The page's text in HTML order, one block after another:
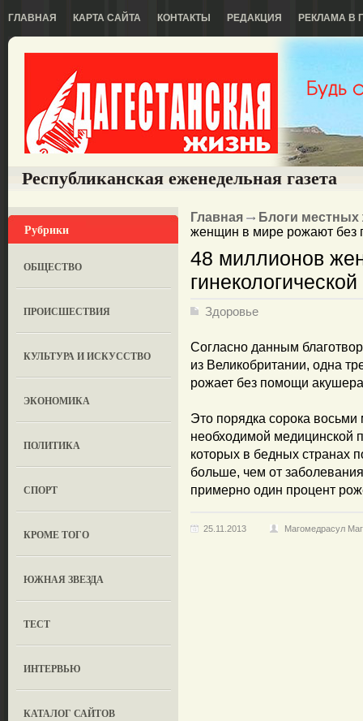
ГЛАВНАЯ КАРТА САЙТА КОНТАКТЫ РЕДАКЦИЯ РЕКЛАМА В
Республиканская еженедельная газета
Рубрики
ОБЩЕСТВО
ПРОИСШЕСТВИЯ
КУЛЬТУРА И ИСКУССТВО
ЭКОНОМИКА
ПОЛИТИКА
СПОРТ
КРОМЕ ТОГО
ЮЖНАЯ ЗВЕЗДА
ТЕСТ
ИНТЕРВЬЮ
КАТАЛОГ САЙТОВ
Главная
Блоги местных
женщин в мире рожают без
48 миллионов
Здоровье
Согласно данным
из Великобритании, одна
рожает без помощи
Это порядка сорока
необходимой медицинской
которых в бедных странах
больше, чем от
примерно один процент
25.11.2013 Магомедрасул